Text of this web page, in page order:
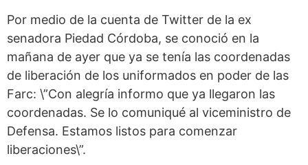
Por medio de la cuenta de Twitter de la ex
senadora Piedad Córdoba, se conoció en la
mañana de ayer que ya se tenía las coordenadas
de liberación de los uniformados en poder de las
Farc: \”Con alegría informo que ya llegaron las
coordenadas. Se lo comuniqué al viceministro de
Defensa. Estamos listos para comenzar
liberaciones\”.